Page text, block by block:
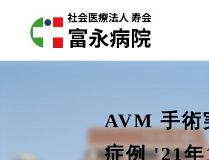
AVM 手術
症例 '21年